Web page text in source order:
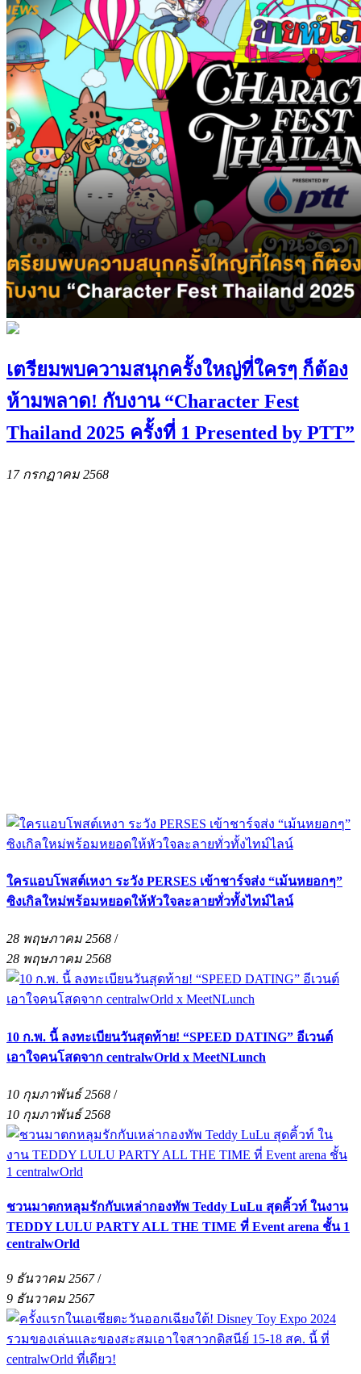
เตรียมพบความสนุกครั้งใหญ่ที่ใครๆ ก็ต้อง
ห้ามพลาด! กับงาน “Character Fest
Thailand 2025 ครั้งที่ 1 Presented by PTT”
17 กรกฏาคม 2568
ใครแอบโพสต์เหงา ระวัง PERSES เข้าชาร์จส่ง “เม้นหยอกๆ”
ซิงเกิลใหม่พร้อมหยอดให้หัวใจละลายทั่วทั้งไทม์ไลน์
28 พฤษภาคม 2568 /
28 พฤษภาคม 2568
10 ก.พ. นี้ ลงทะเบียนวันสุดท้าย! “SPEED DATING” อีเวนต์
เอาใจคนโสดจาก centralwOrld x MeetNLunch
10 กุมภาพันธ์ 2568 /
10 กุมภาพันธ์ 2568
ชวนมาตกหลุมรักกับเหล่ากองทัพ Teddy LuLu สุดคิ้วท์ ในงาน
TEDDY LULU PARTY ALL THE TIME ที่ Event arena ชั้น 1
centralwOrld
9 ธันวาคม 2567/
9 ธันวาคม 2567